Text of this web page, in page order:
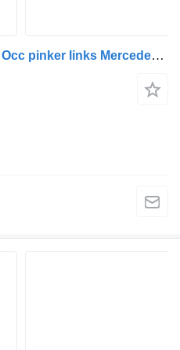
Clignotant Mercedes-Benz Occ pinker links Mercedes Axor A9408200321 pour camion